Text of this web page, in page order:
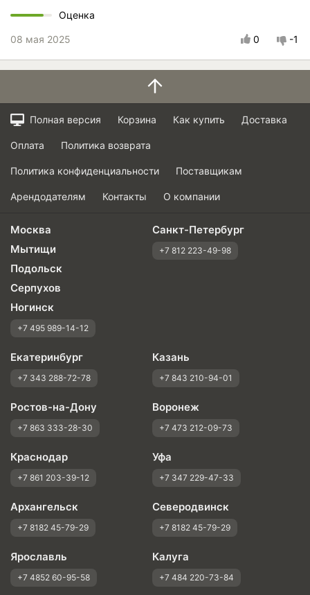
Оценка
08 мая 2025 0 -1
Полная версия Корзина Как купить Доставка
Оплата Политика возврата
Политика конфиденциальности Поставщикам
Арендодателям Контакты О компании
Москва
Мытищи
Подольск
Серпухов
Ногинск
+7 495 989-14-12
Санкт-Петербург
+7 812 223-49-98
Екатеринбург
+7 343 288-72-78
Казань
+7 843 210-94-01
Ростов-на-Дону
+7 863 333-28-30
Воронеж
+7 473 212-09-73
Краснодар
+7 861 203-39-12
Уфа
+7 347 229-47-33
Архангельск
+7 8182 45-79-29
Северодвинск
+7 8182 45-79-29
Ярославль
+7 4852 60-95-58
Калуга
+7 484 220-73-84